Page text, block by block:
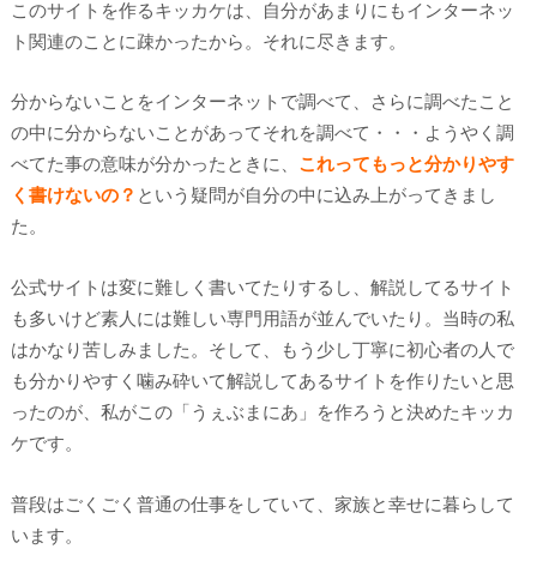
このサイトを作るキッカケは、自分があまりにもインターネッ
ト関連のことに疎かったから。それに尽きます。
分からないことをインターネットで調べて、さらに調べたこと
の中に分からないことがあってそれを調べて・・・ようやく調
べてた事の意味が分かったときに、 これってもっと分かりやす
く書けないの？ という疑問が自分の中に込み上がってきまし
た。
公式サイトは変に難しく書いてたりするし、解説してるサイト
も多いけど素人には難しい専門用語が並んでいたり。当時の私
はかなり苦しみました。そして、もう少し丁寧に初心者の人で
も分かりやすく噛み砕いて解説してあるサイトを作りたいと思
ったのが、私がこの「うぇぶまにあ」を作ろうと決めたキッカ
ケです。
普段はごくごく普通の仕事をしていて、家族と幸せに暮らして
います。